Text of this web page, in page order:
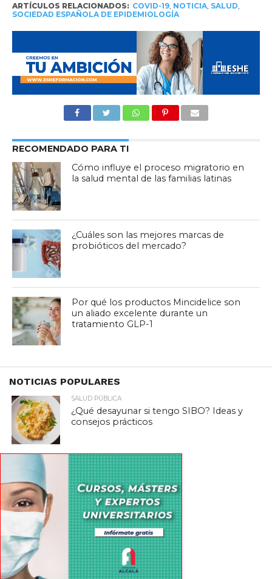
ARTÍCULOS RELACIONADOS: COVID-19, NOTICIA, SALUD
SOCIEDAD ESPAÑOLA DE EPIDEMIOLOGÍA
RECOMENDADO PARA TI
Cómo influye el proceso migratorio en
la salud mental de las familias latinas
¿Cuáles son las mejores marcas de
probióticos del mercado?
Por qué los productos Mincidelice son
un aliado excelente durante un
tratamiento GLP-1
NOTICIAS POPULARES
SALUD PÚBLICA
¿Qué desayunar si tengo SIBO? Ideas y
consejos prácticos